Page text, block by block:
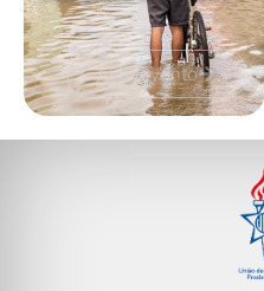
Abrir evento